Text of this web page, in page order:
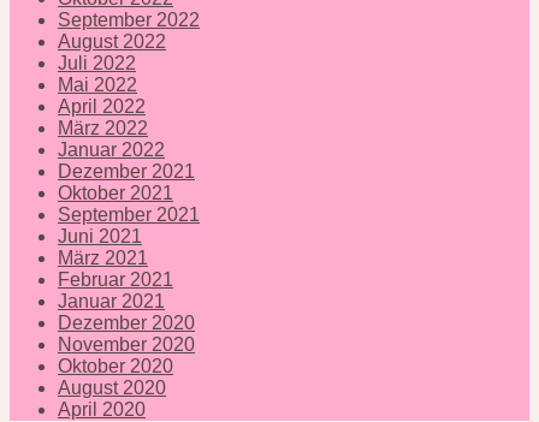
September 2022
August 2022
Juli 2022
Mai 2022
April 2022
März 2022
Januar 2022
Dezember 2021
Oktober 2021
September 2021
Juni 2021
März 2021
Februar 2021
Januar 2021
Dezember 2020
November 2020
Oktober 2020
August 2020
April 2020